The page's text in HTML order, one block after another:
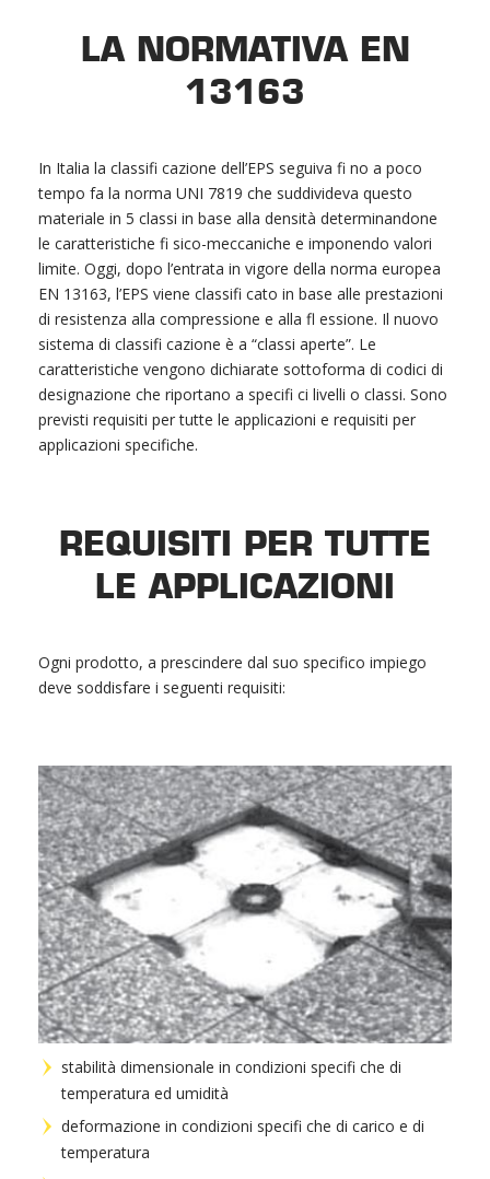
LA NORMATIVA EN
13163
In Italia la classifi cazione dell’EPS seguiva fi no a poco
tempo fa la norma UNI 7819 che suddivideva questo
materiale in 5 classi in base alla densità determinandone
le caratteristiche fi sico-meccaniche e imponendo valori
limite. Oggi, dopo l’entrata in vigore della norma europea
EN 13163, l’EPS viene classifi cato in base alle prestazioni
di resistenza alla compressione e alla fl essione. Il nuovo
sistema di classifi cazione è a “classi aperte”. Le
caratteristiche vengono dichiarate sottoforma di codici di
designazione che riportano a specifi ci livelli o classi. Sono
previsti requisiti per tutte le applicazioni e requisiti per
applicazioni specifiche.
REQUISITI PER TUTTE
LE APPLICAZIONI
Ogni prodotto, a prescindere dal suo specifico impiego
deve soddisfare i seguenti requisiti:
stabilità dimensionale in condizioni specifi che di
temperatura ed umidità
deformazione in condizioni specifi che di carico e di
temperatura